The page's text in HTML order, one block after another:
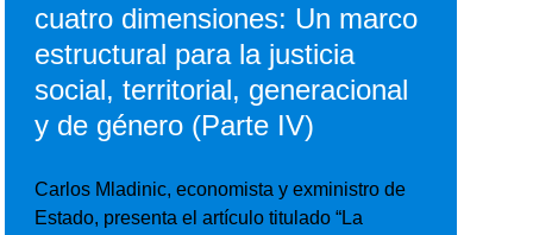
cuatro dimensiones: Un marco
estructural para la justicia
social, territorial, generacional
y de género (Parte IV)
Carlos Mladinic, economista y exministro de
Estado, presenta el artículo titulado “La